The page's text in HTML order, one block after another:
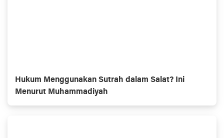
Hukum Menggunakan Sutrah dalam Salat? Ini
Menurut Muhammadiyah